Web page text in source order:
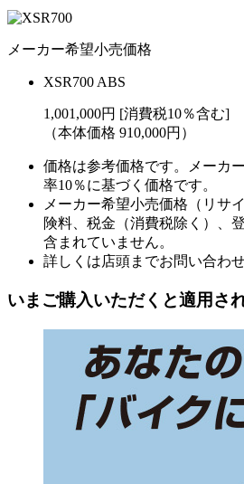
メーカー希望小売価格
XSR700 ABS
1,001,000円 [消費税10％含む]
（本体価格 910,000円）
価格は参考価格です。メーカ
率10％に基づく価格です。
メーカー希望小売価格（リサ
険料、税金（消費税除く）、
含まれていません。
詳しくは店頭までお問い合わ
いまご購入いただくと適用さ